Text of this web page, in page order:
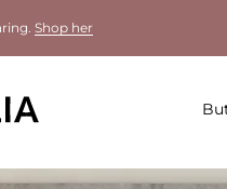
Shop her